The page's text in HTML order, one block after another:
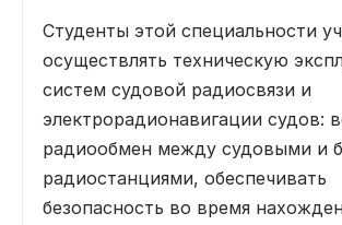
Студенты этой специальности
осуществлять техническую
систем судовой радиосвязи и
электрорадионавигации судов:
радиообмен между судовыми и
радиостанциями, обеспечивать
безопасность во время